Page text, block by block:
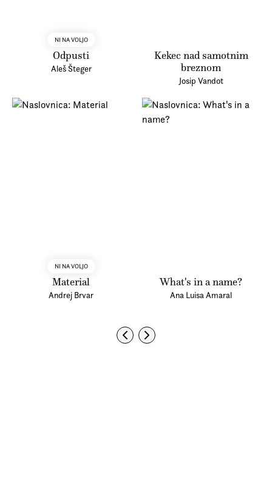
NI NA VOLJO
Odpusti
Aleš Šteger
Kekec nad samotnim
breznom
Josip Vandot
NI NA VOLJO
Material
Andrej Brvar
What's in a name?
Ana Luisa Amaral